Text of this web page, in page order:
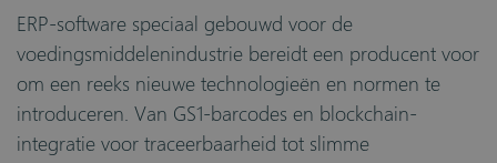
ERP-software speciaal gebouwd voor de
voedingsmiddelenindustrie bereidt een producent voor
om een reeks nieuwe technologieën en normen te
introduceren. Van GS1-barcodes en blockchain-
integratie voor traceerbaarheid tot slimme